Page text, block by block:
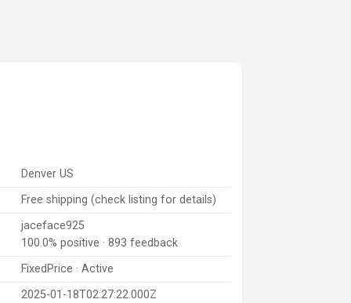
Denver US
Free shipping (check listing for details)
jaceface925
100.0% positive · 893 feedback
FixedPrice · Active
2025-01-18T02:27:22.000Z